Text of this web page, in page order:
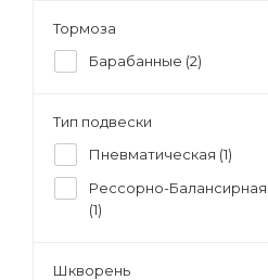
Тормоза
Барабанные (2)
Тип подвески
Пневматическая (1)
Рессорно-Балансирная
(1)
Шкворень